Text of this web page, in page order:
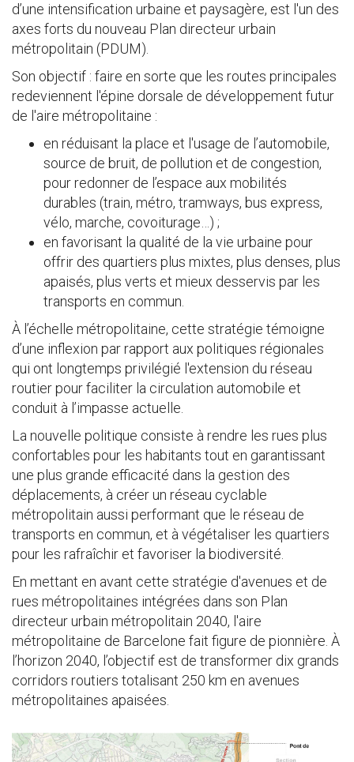
d’une intensification urbaine et paysagère, est l'un des
axes forts du nouveau Plan directeur urbain
métropolitain (PDUM).
Son objectif : faire en sorte que les routes principales
redeviennent l'épine dorsale de développement futur
de l'aire métropolitaine :
en réduisant la place et l'usage de l’automobile,
source de bruit, de pollution et de congestion,
pour redonner de l’espace aux mobilités
durables (train, métro, tramways, bus express,
vélo, marche, covoiturage…) ;
en favorisant la qualité de la vie urbaine pour
offrir des quartiers plus mixtes, plus denses, plus
apaisés, plus verts et mieux desservis par les
transports en commun.
À l’échelle métropolitaine, cette stratégie témoigne
d’une inflexion par rapport aux politiques régionales
qui ont longtemps privilégié l'extension du réseau
routier pour faciliter la circulation automobile et
conduit à l’impasse actuelle.
La nouvelle politique consiste à rendre les rues plus
confortables pour les habitants tout en garantissant
une plus grande efficacité dans la gestion des
déplacements, à créer un réseau cyclable
métropolitain aussi performant que le réseau de
transports en commun, et à végétaliser les quartiers
pour les rafraîchir et favoriser la biodiversité.
En mettant en avant cette stratégie d'avenues et de
rues métropolitaines intégrées dans son Plan
directeur urbain métropolitain 2040, l'aire
métropolitaine de Barcelone fait figure de pionnière. À
l’horizon 2040, l’objectif est de transformer dix grands
corridors routiers totalisant 250 km en avenues
métropolitaines apaisées.